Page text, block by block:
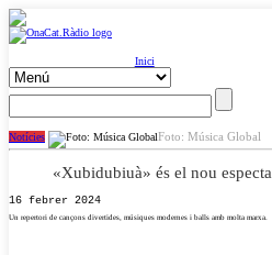
Inici
Notícies Foto: Música Global
«Xubidubiuà» és el nou
16 febrer 2024
Un repertori de cançons divertides, músiques modernes i balls amb molta marxa.